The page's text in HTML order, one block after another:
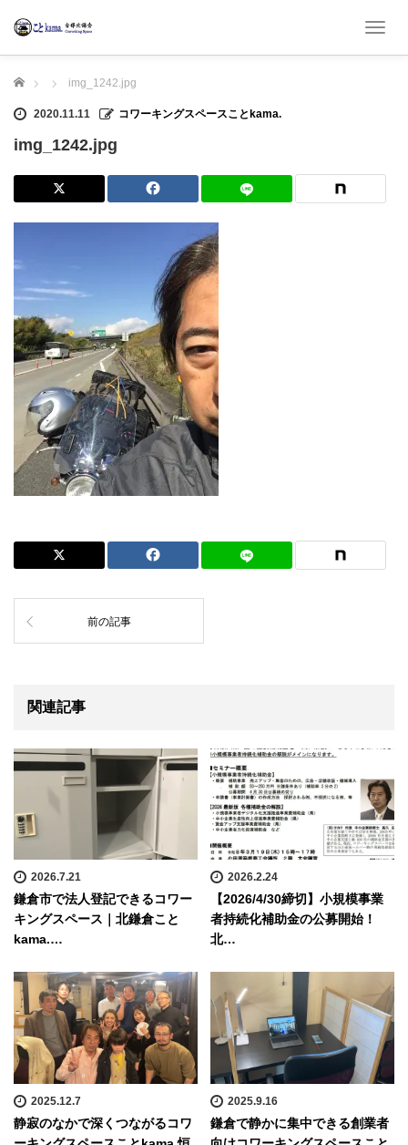
T
v
ホーム img_1242.jpg
2020.11.11 コワーキングスペースことkama.
img_1242.jpg
前の記事
関連記事
2026.7.21
鎌倉市で法人登記できるコワー
キングスペース｜北鎌倉こと
kama.…
2026.2.24
【2026/4/30締切】小規模事業
者持続化補助金の公募開始！
北…
2025.12.7
静寂のなかで深くつながるコワ
2025.9.16
鎌倉で静かに集中できる創業者